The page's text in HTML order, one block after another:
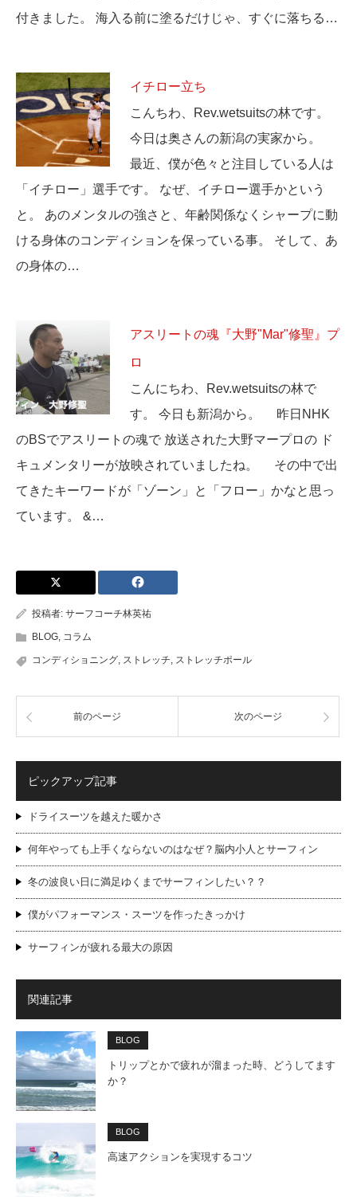
付きました。 海入る前に塗るだけじゃ、すぐに落ちる…
イチロー立ち
こんちわ、Rev.wetsuitsの林です。
今日は奥さんの新潟の実家から。
最近、僕が色々と注目している人は
「イチロー」選手です。 なぜ、イチロー選手かという
と。 あのメンタルの強さと、年齢関係なくシャープに動
ける身体のコンディションを保っている事。 そして、あ
の身体の…
アスリートの魂『大野"Mar"修聖』プ
ロ
こんにちわ、Rev.wetsuitsの林で
す。 今日も新潟から。 昨日NHK
のBSでアスリートの魂で 放送された大野マープロの ド
キュメンタリーが放映されていましたね。 その中で出
てきたキーワードが「ゾーン」と「フロー」かなと思っ
ています。 &…
投稿者: サーフコーチ林英祐
BLOG, コラム
コンディショニング, ストレッチ, ストレッチポール
前のページ 次のページ
ピックアップ記事
ドライスーツを越えた暖かさ
何年やっても上手くならないのはなぜ？脳内小人とサーフィン
冬の波良い日に満足ゆくまでサーフィンしたい？？
僕がパフォーマンス・スーツを作ったきっかけ
サーフィンが疲れる最大の原因
関連記事
BLOG
トリップとかで疲れが溜まった時、どうしてます
か？
BLOG
高速アクションを実現するコツ